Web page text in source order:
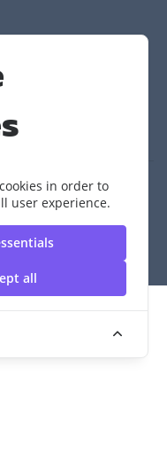
in order to
user experience.
all
เทคโนโลยีสารสนเทศ |
งคลสุวรรณภูมิ